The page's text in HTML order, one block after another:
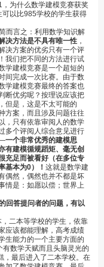
为什么数学建模竞赛获奖
以比985学校的学生获得
而言之：利用数学知识解
决方法是不具有唯一性 ，
决方案的优劣只有一个评
！我们把不同的方法进行试
学建模竞赛是一个超短的
间完成一次比赛。由于数
学建模竞赛最终的答案也
断优劣呢？按理说应该把
但是，这是不太可能的
方案，而且涉及问题往往
，只有依靠审阅人的数学
多个评阅人综合意见进行
一个非常优秀的建模思
有建模循规蹈矩、毫无创
充足而被看好（在多位专
基本为0）！ 这就是数学建
偶然，偶然也并不都是坏
是：如愿以偿；世界上
回答提问者的问题，有以
二本等学校的学生，依靠
该都能理解，高考成绩
生能力的一个主要方面的
有数学天赋而且头脑灵光的
，最后进入了二本学校。在